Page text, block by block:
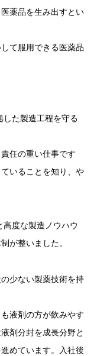
薬品を生み出すとい
て服用できる医薬品
た製造工程を守る
任の重い仕事です
いることを知り、や
度な製造ノウハウ
が整いました。
少ない製薬技術を持
液剤の方が飲みやす
剤分封を成長分野と
めています。入社後